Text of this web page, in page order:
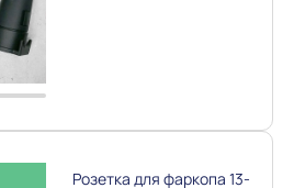
Розетка для фаркопа 13-